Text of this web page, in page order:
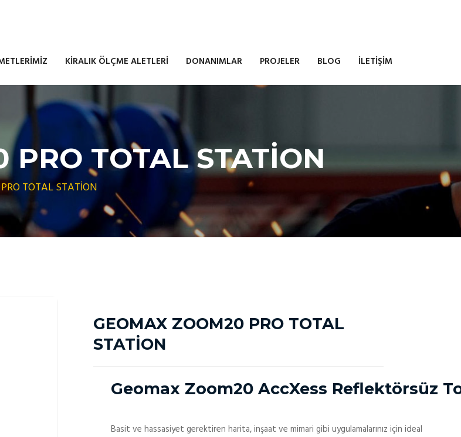
KİRALIK ÖLÇME ALETLERİ DONANIMLAR PROJELER BLOG İLETİŞİM
PRO TOTAL STATİON
TOTAL STATİON
GEOMAX ZOOM20 PRO TOTAL
STATİON
Geomax Zoom20 AccXess Reflektörsüz
Basit ve hassasiyet gerektiren harita, inşaat ve mimari gibi uygulamalarınız için ideal